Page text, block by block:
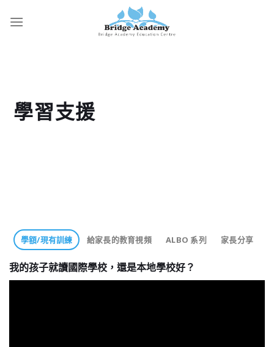
學習支援
學額/現有訓練 給家長的教育視頻 ALBO 系列 家長分享
我的孩子就讀國際學校，還是本地學校好？